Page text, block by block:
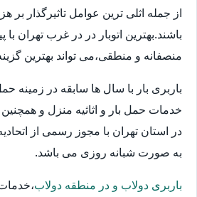
از جمله اثلی ترین عوامل تاثیرگذار بر
باشند.بهترین اتوبار در در غرب تهران با
منصفانه و منطقی،می تواند بهترین
باربری بار با سال ها سابقه در زمینه
خدمات حمل بار و اثاثیه منزل و همچنین
در استان تهران با مجوز رسمی از
به صورت شبانه روزی می باشد.
باربری دولاب و در منطقه دولاب